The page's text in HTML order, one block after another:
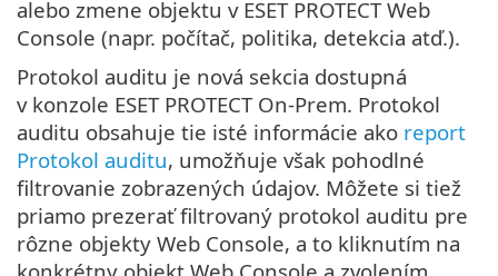
alebo zmene objektu v ESET PROTECT Web
Console (napr. počítač, politika, detekcia atď.).
Protokol auditu je nová sekcia dostupná
v konzole ESET PROTECT On-Prem. Protokol
auditu obsahuje tie isté informácie ako report
Protokol auditu, umožňuje však pohodlné
filtrovanie zobrazených údajov. Môžete si tiež
priamo prezerať filtrovaný protokol auditu pre
rôzne objekty Web Console, a to kliknutím na